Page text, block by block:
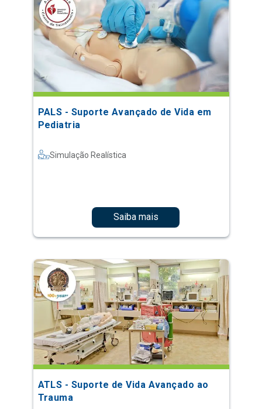
PALS - Suporte Avançado de Vida em
Pediatria
Simulação Realística
Saiba mais
ATLS - Suporte de Vida Avançado ao
Trauma